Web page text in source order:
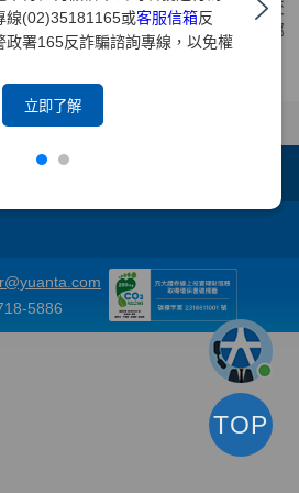
線(02)35181165或客服信箱反
政署165反詐騙諮詢專線，以免權
立即了解
中華民國證券櫃檯買賣中心等殖成交
位納入當日等殖成交系統之買賣超部
。
5886
TOP